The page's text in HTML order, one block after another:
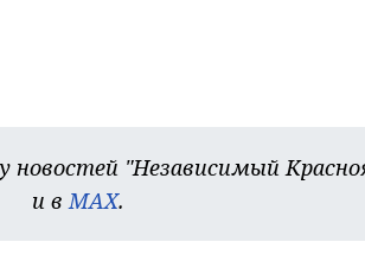
"Независимый
и в MAX.